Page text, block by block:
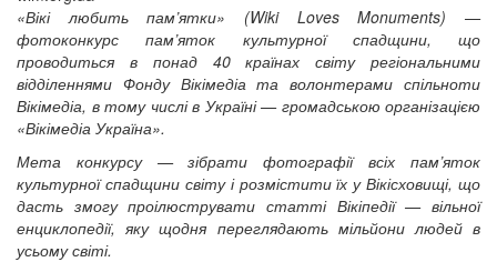
онлайн трансляції
Веб-камери
12 сентября 2015
«Вікі любить пам’ятки» (Wiki Loves Monuments) —
фотоконкурс пам’яток культурної спадщини, що
проводиться в понад 40 країнах світу регіональними
відділеннями Фонду Вікімедіа та волонтерами спільноти
Вікімедіа, в тому числі в Україні — громадською організацією
«Вікімедіа Україна».
Мета конкурсу — зібрати фотографії всіх пам’яток
культурної спадщини світу і розмістити їх у Вікісховищі, що
дасть змогу проілюструвати статті Вікіпедії — вільної
енциклопедії, яку щодня переглядають мільйони людей в
усьому світі.